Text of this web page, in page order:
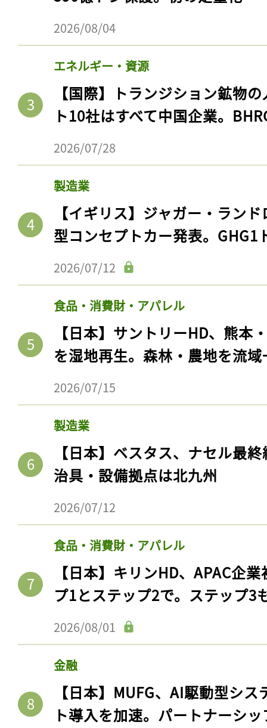
2026/08/04
エネルギー・資源
【国際】トランジション鉱物
ト10社はすべて中国企業。
2026/07/28
製造業
【イギリス】ジャガー・ラン
型コンセプトカー発表。GHG1
2026/07/12
食品・消費財・アパレル
【日本】サントリーHD、熊本
を湿地再生。森林・農地を流
2026/07/15
製造業
【日本】ベスタス、ナセル最
治具・設備拠点は北九州
2026/07/12
食品・消費財・アパレル
【日本】キリンHD、APAC企
プ1とステップ2で。ステップ3
2026/08/01
金融
【日本】MUFG、AI駆動型シ
ト導入を加速。パートナーシ
記事をお気に入りに
ログインが必
ログイン
会員登録